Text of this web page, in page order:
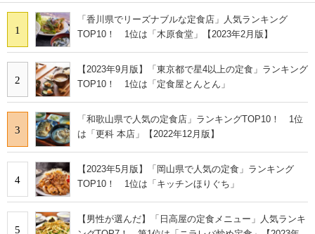
1
「香川県でリーズナブルな定食店」人気ランキング
TOP10！ 1位は「木原食堂」【2023年2月版】
2
【2023年9月版】「東京都で星4以上の定食」ランキング
TOP10！ 1位は「定食屋とんとん」
3
「和歌山県で人気の定食店」ランキングTOP10！ 1位
は「更科 本店」【2022年12月版】
4
【2023年5月版】「岡山県で人気の定食」ランキング
TOP10！ 1位は「キッチンほりぐち」
5
【男性が選んだ】「日高屋の定食メニュー」人気ランキ